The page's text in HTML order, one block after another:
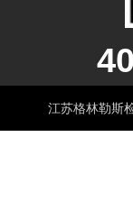
江苏格林勒斯